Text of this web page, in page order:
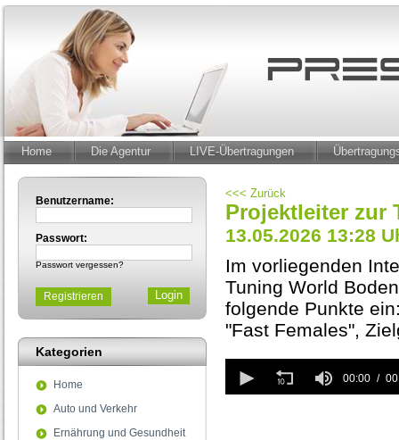
Home Die Agentur LIVE-Übertragungen
Benutzername:
Passwort:
Passwort vergessen?
Registrieren
Kategorien
Home
Auto und Verkehr
Ernährung und Gesundheit
<<< Zurück
Projektleiter zur
13.05.2026 13:28
Im vorliegenden
Tuning World
folgende Punkte
"Fast Females",
seconds
of
00:00